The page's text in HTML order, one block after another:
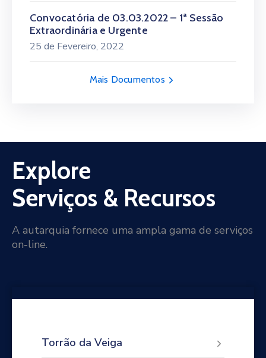
Convocatória de 03.03.2022 – 1ª Sessão
Extraordinária e Urgente
25 de Fevereiro, 2022
Mais Documentos
Explore
Serviços & Recursos
A autarquia fornece uma ampla gama de serviços
on-line.
Torrão da Veiga